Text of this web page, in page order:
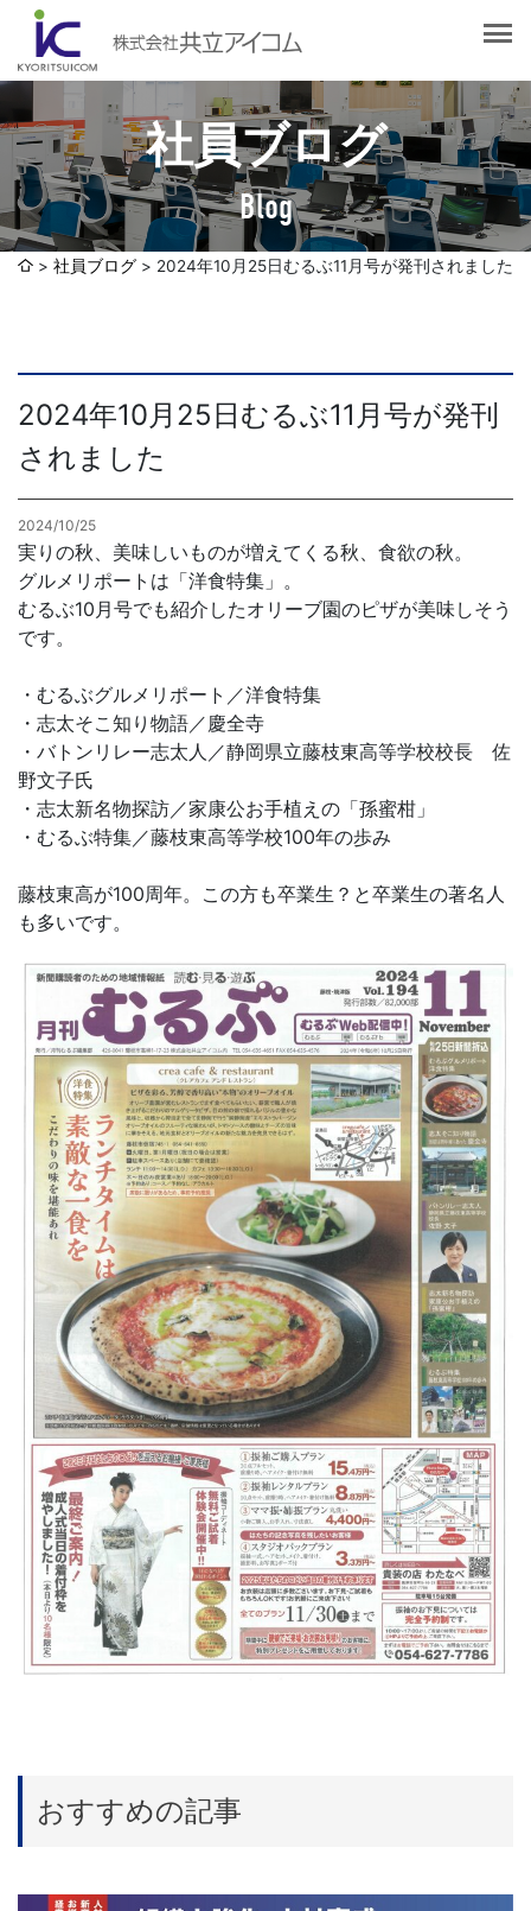
社員ブログ
Blog
会社概要
社長挨拶
企業理念
沿革
認証取得
SDGsへの取り組みについて
選ばれる理由
サービス紹介
Web制作・ホームページ制作
システム開発
デジタルコンテンツ制作・撮影・その他
制作実績
社員ブログ
採用情報
お問合せ
社員ブログ 2024年10月25日むるぶ11月号が発刊されました
2024年10月25日むるぶ11月号が発刊
されました
2024/10/25
実りの秋、美味しいものが増えてくる秋、食欲の秋。
グルメリポートは「洋食特集」。
むるぶ10月号でも紹介したオリーブ園のピザが美味しそう
です。
・むるぶグルメリポート／洋食特集
・志太そこ知り物語／慶全寺
・バトンリレー志太人／静岡県立藤枝東高等学校校長 佐
野文子氏
・志太新名物探訪／家康公お手植えの「孫蜜柑」
・むるぶ特集／藤枝東高等学校100年の歩み
藤枝東高が100周年。この方も卒業生？と卒業生の著名人
も多いです。
おすすめの記事